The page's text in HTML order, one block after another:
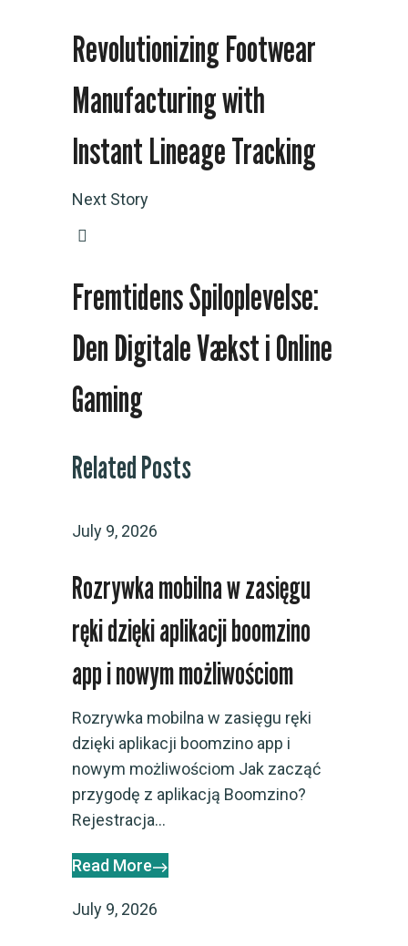
Revolutionizing Footwear
Manufacturing with
Instant Lineage Tracking
Next Story
Fremtidens Spiloplevelse:
Den Digitale Vækst i Online
Gaming
Related Posts
July 9, 2026
Rozrywka mobilna w zasięgu
ręki dzięki aplikacji boomzino
app i nowym możliwościom
Rozrywka mobilna w zasięgu ręki
dzięki aplikacji boomzino app i
nowym możliwościom Jak zacząć
przygodę z aplikacją Boomzino?
Rejestracja...
Read More
July 9, 2026